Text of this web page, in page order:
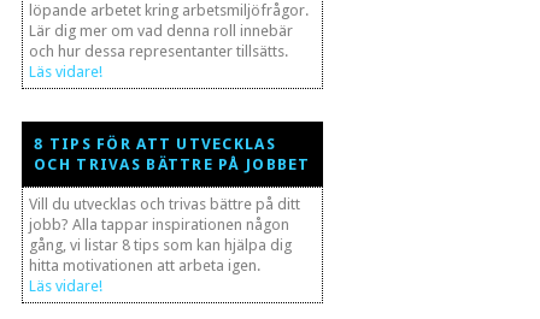
löpande arbetet kring arbetsmiljöfrågor.
Lär dig mer om vad denna roll innebär
och hur dessa representanter tillsätts.
Läs vidare!
8 TIPS FÖR ATT UTVECKLAS
OCH TRIVAS BÄTTRE PÅ JOBBET
Vill du utvecklas och trivas bättre på ditt
jobb? Alla tappar inspirationen någon
gång, vi listar 8 tips som kan hjälpa dig
hitta motivationen att arbeta igen.
Läs vidare!